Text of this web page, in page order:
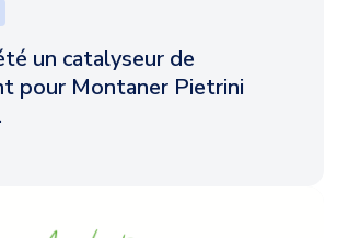
un catalyseur de
pour Montaner Pietrini